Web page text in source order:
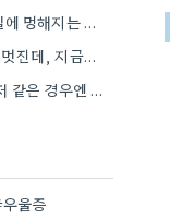
침 맞고 한약 받아서 돌아오는 길에 멍해지는 느낌, 저도 비슷한 경험 있어요. 스트레스 해소 방법…
완도 해양치유 프로그램은 정말 멋진데, 지금은 제 머릿속 엉망진창인 상태라 오히려 더 답답한 느낌이네요.
완도 해양치유는 정말 멋진데, 저 같은 경우엔 몸이 너무 안 좋아서 그런 거 보면서 힐링하기…
울증